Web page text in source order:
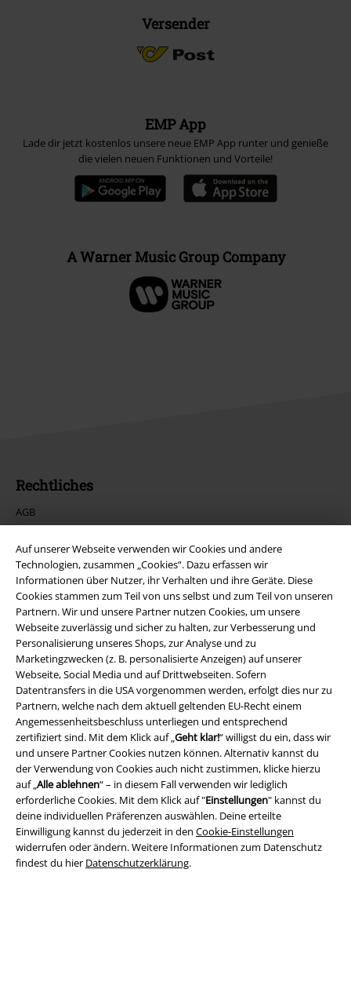
Auf unserer Webseite verwenden wir Cookies und andere
Technologien, zusammen „Cookies“. Dazu erfassen wir
Informationen über Nutzer, ihr Verhalten und ihre Geräte. Diese
Cookies stammen zum Teil von uns selbst und zum Teil von unseren
Partnern. Wir und unsere Partner nutzen Cookies, um unsere
Webseite zuverlässig und sicher zu halten, zur Verbesserung und
Personalisierung unseres Shops, zur Analyse und zu
Marketingzwecken (z. B. personalisierte Anzeigen) auf unserer
Webseite, Social Media und auf Drittwebseiten. Sofern
Datentransfers in die USA vorgenommen werden, erfolgt dies nur zu
Partnern, welche nach dem aktuell geltenden EU-Recht einem
Angemessenheitsbeschluss unterliegen und entsprechend
zertifiziert sind. Mit dem Klick auf „Geht klar!“ willigst du ein, dass wir
und unsere Partner Cookies nutzen können. Alternativ kannst du
der Verwendung von Cookies auch nicht zustimmen, klicke hierzu
auf „Alle ablehnen“ – in diesem Fall verwenden wir lediglich
erforderliche Cookies. Mit dem Klick auf "Einstellungen" kannst du
deine individuellen Präferenzen auswählen. Deine erteilte
Einwilligung kannst du jederzeit in den Cookie-Einstellungen
widerrufen oder ändern. Weitere Informationen zum Datenschutz
findest du hier Datenschutzerklärung.
Versender
EMP App
Lade dir jetzt kostenlos unsere neue EMP App runter und genieße
die vielen neuen Funktionen und Vorteile!
A Warner Music Group Company
Rechtliches
AGB
Impressum
Datenschutz
Entsorgung und Umweltschutz
Konformitätserklärung
Information zur Barrierefreiheit
Cookie-Einstellungen
Vertrag widerrufen
Alle Preise inkl. gesetzlicher Mehrwertsteuer, zzgl.Versandkosten
© 1986-2026 E.M.P. Merchandising HGmbH